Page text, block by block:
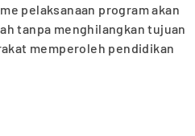
pelaksanaan program akan
tanpa menghilangkan tujuan
memperoleh pendidikan